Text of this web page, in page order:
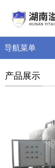
首页
产品展示
新闻中心
联系我们
导航菜单
产品展示